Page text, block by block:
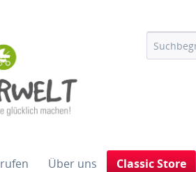
Über uns Classic Store